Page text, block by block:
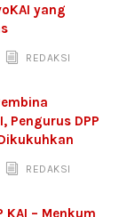
yang
REDAKSI
Pengurus DPP
REDAKSI
KAI – Menkum